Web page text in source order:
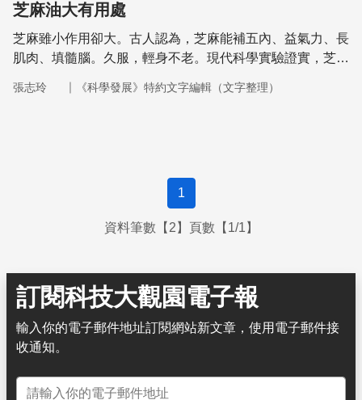
芝麻油大有用處
芝麻雖小作用卻大。古人認為，芝麻能補五內、益氣力、長
肌肉、填髓腦。久服，輕身不老。現代科學實驗證實，芝麻
張志玲 ｜ 《科學發展》特約文字編輯（文字整理）
1
資料筆數【2】頁數【1/1】
訂閱科技大觀園電子報
輸入你的電子郵件地址訂閱網站新文章，使用電子郵件接
收通知。
電子郵件地址